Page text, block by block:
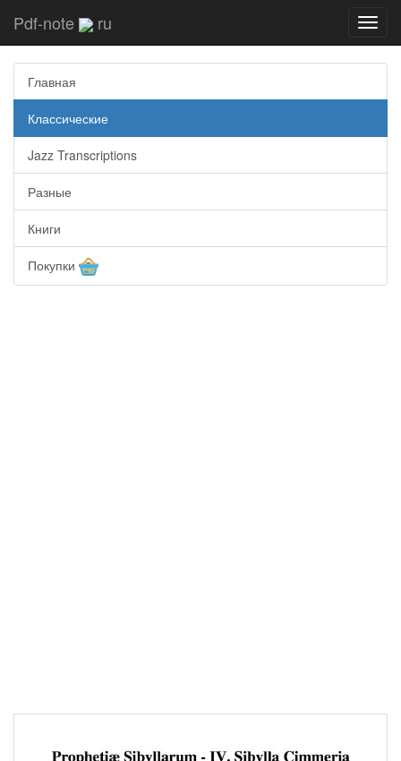
Pdf-note ru
Главная
Классические
Jazz Transcriptions
Разные
Книги
Покупки